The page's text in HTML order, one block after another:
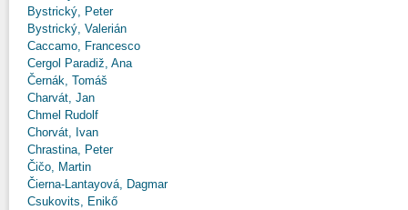
Bystrický, Peter
Bystrický, Valerián
Caccamo, Francesco
Cergol Paradiž, Ana
Černák, Tomáš
Charvát, Jan
Chmel Rudolf
Chorvát, Ivan
Chrastina, Peter
Čičo, Martin
Čierna-Lantayová, Dagmar
Csukovits, Enikő